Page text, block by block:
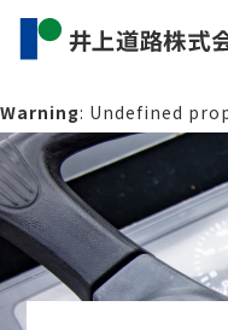
Warning: Undefined
/home/macolab2/
content/themes/
line14